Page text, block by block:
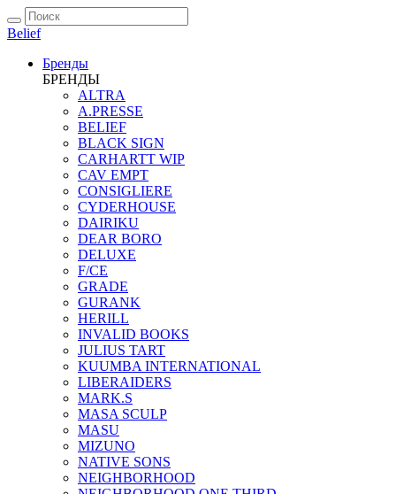
Belief
Бренды
БРЕНДЫ
ALTRA
A.PRESSE
BELIEF
BLACK SIGN
CARHARTT WIP
CAV EMPT
CONSIGLIERE
CYDERHOUSE
DAIRIKU
DEAR BORO
DELUXE
F/CE
GRADE
GURANK
HERILL
INVALID BOOKS
JULIUS TART
KUUMBA INTERNATIONAL
LIBERAIDERS
MARK.S
MASA SCULP
MASU
MIZUNO
NATIVE SONS
NEIGHBORHOOD